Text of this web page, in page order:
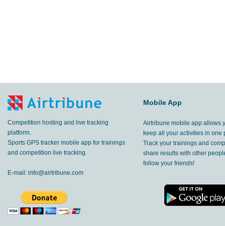
Competition hosting and live tracking
platform.
Sports GPS tracker mobile app for trainings
and competition live tracking.
E-mail: info@airtribune.com
Mobile App
Airtribune mobile app allows
keep all your activities in one
Track your trainings and
share results with other
follow your friends!